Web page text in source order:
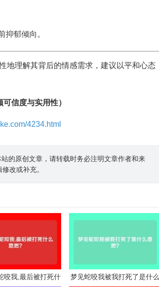
抑郁倾向。
地理解其背后的情感需求，建议以平和心态
信度与实用性）
4234.html
的原创文章，请转载时务必注明文章作者和来
改或补充。
咬我,最后被打死什
梦见蛇咬我被我打死了是什么